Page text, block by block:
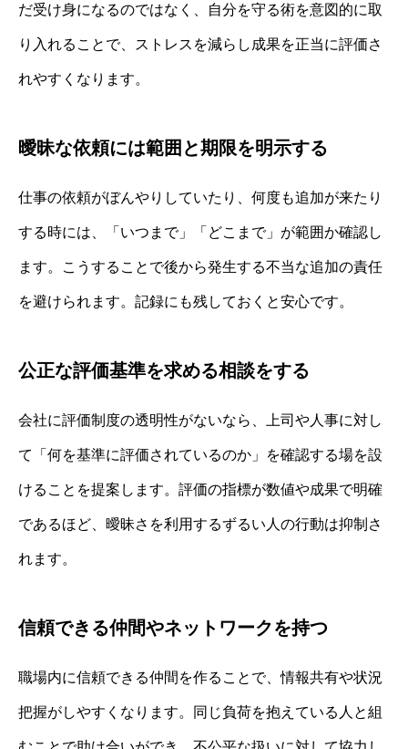
だ受け身になるのではなく、自分を守る術を意図的に取
り入れることで、ストレスを減らし成果を正当に評価さ
れやすくなります。
曖昧な依頼には範囲と期限を明示する
仕事の依頼がぼんやりしていたり、何度も追加が来たり
する時には、「いつまで」「どこまで」が範囲か確認し
ます。こうすることで後から発生する不当な追加の責任
を避けられます。記録にも残しておくと安心です。
公正な評価基準を求める相談をする
会社に評価制度の透明性がないなら、上司や人事に対し
て「何を基準に評価されているのか」を確認する場を設
けることを提案します。評価の指標が数値や成果で明確
であるほど、曖昧さを利用するずるい人の行動は抑制さ
れます。
信頼できる仲間やネットワークを持つ
職場内に信頼できる仲間を作ることで、情報共有や状況
把握がしやすくなります。同じ負荷を抱えている人と組